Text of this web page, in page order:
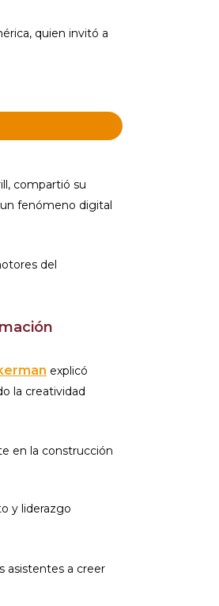
quien invitó a
compartió su
fenómeno digital
del
explicó
la creatividad
en la construcción
y liderazgo
asistentes a creer